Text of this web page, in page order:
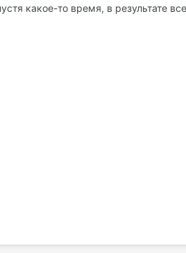
какое-то время, в результате